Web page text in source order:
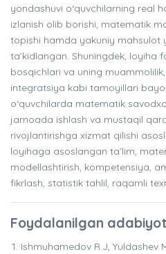
yondashuvi o‘quvchilarning real
izlanish olib borishi, matematik
topishi hamda yakuniy mahsulot
ta’kidlangan. Shuningdek, loyiha
bosqichlari va uning
integratsiya kabi tamoyillari
o‘quvchilarda matematik
jamoada ishlash va mustaqil
rivojlantirishga xizmat qilishi
loyihaga asoslangan ta’lim,
modellashtirish, kompetensiya,
fikrlash, statistik tahlil, raqamli
Foydalanilgan
Ishmuhamedov R.J, Yuldashev